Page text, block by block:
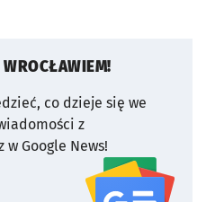
co dzieje się we
z
Google News!